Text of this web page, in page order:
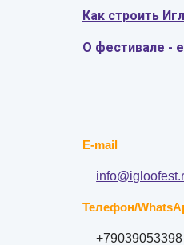
Как строить
О фестивале -
E-mail
Телефон/
+79039053398